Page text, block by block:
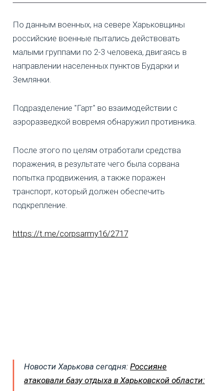
По данным военных, на севере Харьковщины
российские военные пытались действовать
малыми группами по 2-3 человека, двигаясь в
направлении населенных пунктов Бударки и
Землянки.
Подразделение "Гарт" во взаимодействии с
аэроразведкой вовремя обнаружил противника.
После этого по целям отработали средства
поражения, в результате чего была сорвана
попытка продвижения, а также поражен
транспорт, который должен обеспечить
подкрепление.
https://t.me/corpsarmy16/2717
Новости Харькова сегодня: Россияне
атаковали базу отдыха в Харьковской области: